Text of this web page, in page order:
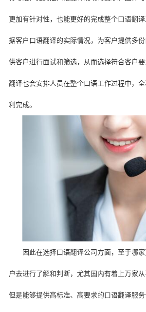
更加有针对性，也能更好的完成整个口语翻
据客户口语翻译的实际情况，为客户提供多份
供客户进行面试和筛选，从而选择符合客户
翻译也会安排人员在整个口语工作过程中，
利完成。
因此在选择口语翻译公司方面，至于哪
户去进行了解和判断，尤其国内有着上万家从
但是能够提供高标准、高要求的口语翻译服务